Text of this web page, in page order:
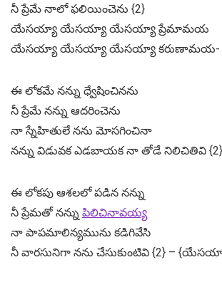
నీ ప్రేమే నాలో ఫలియించెను ‌{2}
యేసయ్యా యేసయ్యా యేసయ్యా ప్రేమామయ
యేసయ్యా యేసయ్యా యేసయ్యా కరుణామయ- {నీ
ఈ లోకమే నన్ను ధ్వేషించినను
నీ ప్రేమే నన్ను ఆదరించెను
నా స్నేహితులే నను మోసగించినా
నన్ను విడువక ఎడబాయక నా తోడే నిలిచితివి
ఈ లోకపు ఆశలలో పడిన నన్ను
నీ ప్రేమతో నన్ను పిలిచినావయ్య
నా పాపమాలిన్యమును కడిగివేసి
నీ వారసునిగా నను చేసుకుంటివి {2} –